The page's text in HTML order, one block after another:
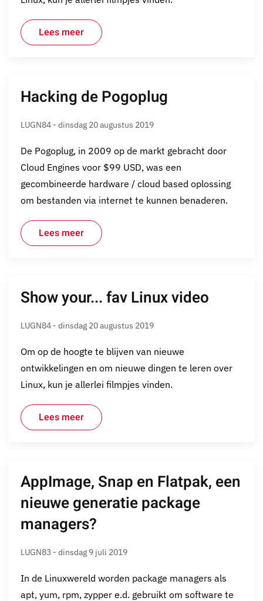
Lees meer
Hacking de Pogoplug
LUGN84 - dinsdag 20 augustus 2019
De Pogoplug, in 2009 op de markt gebracht door
Cloud Engines voor $99 USD, was een
gecombineerde hardware / cloud based oplossing
om bestanden via internet te kunnen benaderen.
Lees meer
Show your... fav Linux video
LUGN84 - dinsdag 20 augustus 2019
Om op de hoogte te blijven van nieuwe
ontwikkelingen en om nieuwe dingen te leren over
Linux, kun je allerlei filmpjes vinden.
Lees meer
AppImage, Snap en Flatpak, een
nieuwe generatie package
managers?
LUGN83 - dinsdag 9 juli 2019
In de Linuxwereld worden package managers als
apt, yum, rpm, zypper e.d. gebruikt om software te